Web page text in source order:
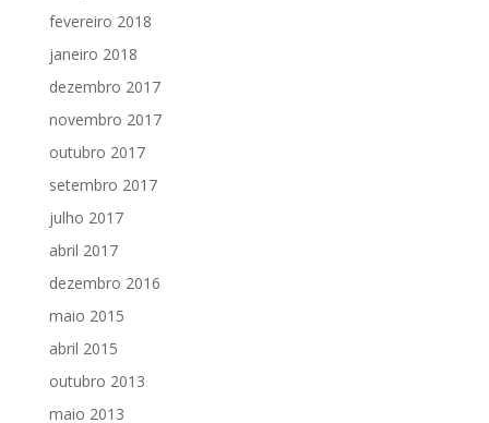
fevereiro 2018
janeiro 2018
dezembro 2017
novembro 2017
outubro 2017
setembro 2017
julho 2017
abril 2017
dezembro 2016
maio 2015
abril 2015
outubro 2013
maio 2013